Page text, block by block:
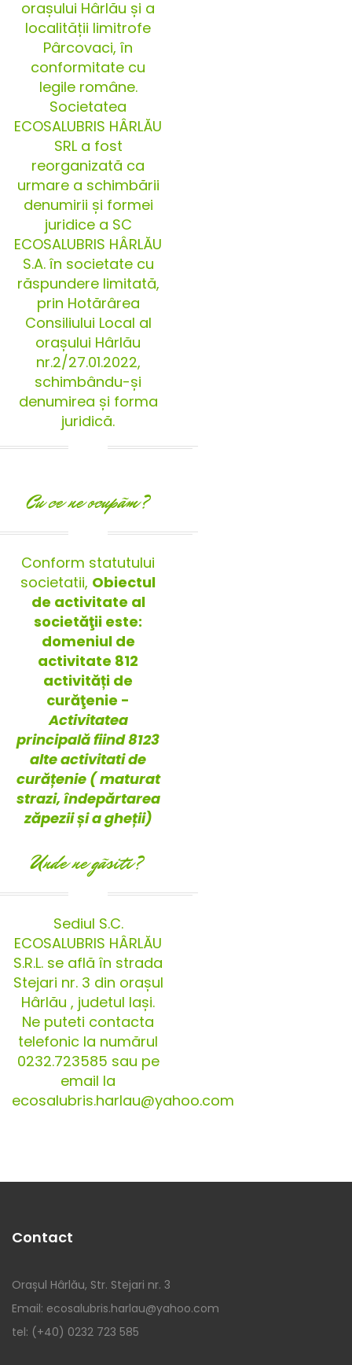
orașului Hârlău și a
localității limitrofe
Pârcovaci, în
conformitate cu
legile române.
Societatea
ECOSALUBRIS HÂRLĂU
SRL a fost
reorganizată ca
urmare a schimbării
denumirii și formei
juridice a SC
ECOSALUBRIS HÂRLĂU
S.A. în societate cu
răspundere limitată,
prin Hotărârea
Consiliului Local al
orașului Hârlău
nr.2/27.01.2022,
schimbându-și
denumirea și forma
juridică.
Cu ce ne ocupãm?
Conform statutului
societatii, Obiectul
de activitate al
societăţii este:
domeniul de
activitate 812
activități de
curăţenie -
Activitatea
principală fiind 8123
alte activitati de
curățenie ( maturat
strazi, îndepărtarea
zăpezii și a gheții)
Unde ne gãsiti?
Sediul S.C.
ECOSALUBRIS HÂRLĂU
S.R.L. se află în strada
Stejari nr. 3 din orașul
Hârlău , judetul Iași.
Ne puteti contacta
telefonic la numărul
0232.723585 sau pe
email la
ecosalubris.harlau@yahoo.com
Contact
Orașul Hârlău, Str. Stejari nr. 3
Email: ecosalubris.harlau@yahoo.com
tel: (+40) 0232 723 585